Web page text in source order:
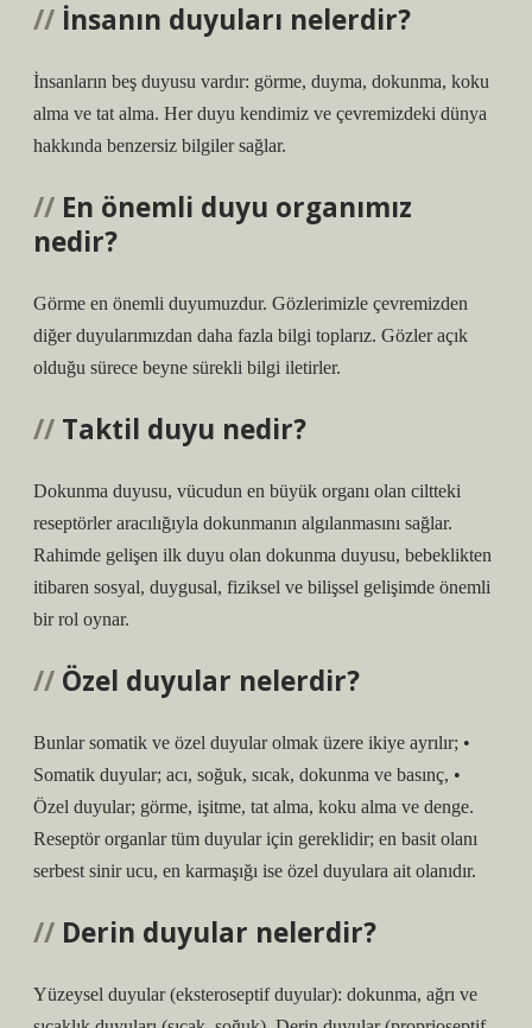
İnsanın duyuları nelerdir?
İnsanların beş duyusu vardır: görme, duyma, dokunma, koku
alma ve tat alma. Her duyu kendimiz ve çevremizdeki dünya
hakkında benzersiz bilgiler sağlar.
En önemli duyu organımız
nedir?
Görme en önemli duyumuzdur. Gözlerimizle çevremizden
diğer duyularımızdan daha fazla bilgi toplarız. Gözler açık
olduğu sürece beyne sürekli bilgi iletirler.
Taktil duyu nedir?
Dokunma duyusu, vücudun en büyük organı olan ciltteki
reseptörler aracılığıyla dokunmanın algılanmasını sağlar.
Rahimde gelişen ilk duyu olan dokunma duyusu, bebeklikten
itibaren sosyal, duygusal, fiziksel ve bilişsel gelişimde önemli
bir rol oynar.
Özel duyular nelerdir?
Bunlar somatik ve özel duyular olmak üzere ikiye ayrılır; •
Somatik duyular; acı, soğuk, sıcak, dokunma ve basınç, •
Özel duyular; görme, işitme, tat alma, koku alma ve denge.
Reseptör organlar tüm duyular için gereklidir; en basit olanı
serbest sinir ucu, en karmaşığı ise özel duyulara ait olanıdır.
Derin duyular nelerdir?
Yüzeysel duyular (eksteroseptif duyular): dokunma, ağrı ve